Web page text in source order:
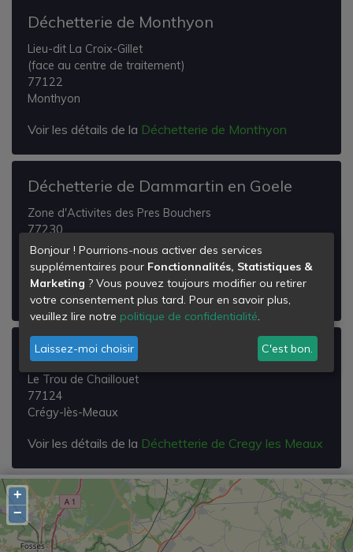
Déchetterie de Monthyon
Lieu-dit La Croix-Gillet
(face au centre de traitement)
77122
Monthyon
Voir les détails de la Déchetterie de Monthyon
Déchetterie de Dammartin en Goele
Zone d'Activites des Pres Bouchers
77230
Dammartin-en-Goële
Voir les détails de la
Déchetterie de Dammartin en
Goele
Déchetterie de Cregy les Meaux
Le Trou de Chaillouet
77124
Crégy-lès-Meaux
Voir les détails de la Déchetterie de Cregy les Meaux
+
−
Bonjour ! Pourrions-nous activer des services
supplémentaires pour Fonctionnalités, Statistiques &
Marketing ? Vous pouvez toujours modifier ou retirer
votre consentement plus tard. Pour en savoir plus,
veuillez lire notre politique de confidentialité.
Laissez-moi choisir C'est bon.